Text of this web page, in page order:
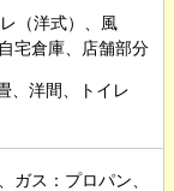
（洋式）、風
宅倉庫、店舗部分
、洋間、トイレ
ガス：プロパン、